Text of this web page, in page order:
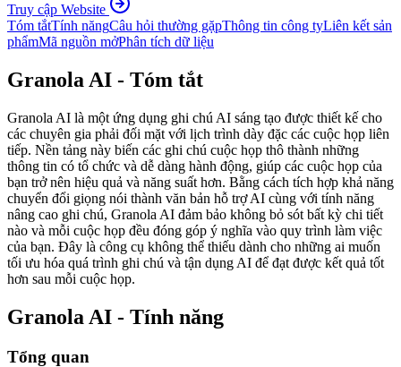
Truy cập Website
Tóm tắtTính năngCâu hỏi thường gặpThông tin công tyLiên kết sản
phẩmMã nguồn mởPhân tích dữ liệu
Granola AI - Tóm tắt
Granola AI là một ứng dụng ghi chú AI sáng tạo được thiết kế cho
các chuyên gia phải đối mặt với lịch trình dày đặc các cuộc họp liên
tiếp. Nền tảng này biến các ghi chú cuộc họp thô thành những
thông tin có tổ chức và dễ dàng hành động, giúp các cuộc họp của
bạn trở nên hiệu quả và năng suất hơn. Bằng cách tích hợp khả năng
chuyển đổi giọng nói thành văn bản hỗ trợ AI cùng với tính năng
nâng cao ghi chú, Granola AI đảm bảo không bỏ sót bất kỳ chi tiết
nào và mỗi cuộc họp đều đóng góp ý nghĩa vào quy trình làm việc
của bạn. Đây là công cụ không thể thiếu dành cho những ai muốn
tối ưu hóa quá trình ghi chú và tận dụng AI để đạt được kết quả tốt
hơn sau mỗi cuộc họp.
Granola AI - Tính năng
Tổng quan